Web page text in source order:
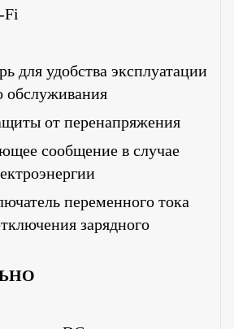
Fi
для удобства эксплуатации
обслуживания
от перенапряжения
сообщение в случае
переменного тока
зарядного